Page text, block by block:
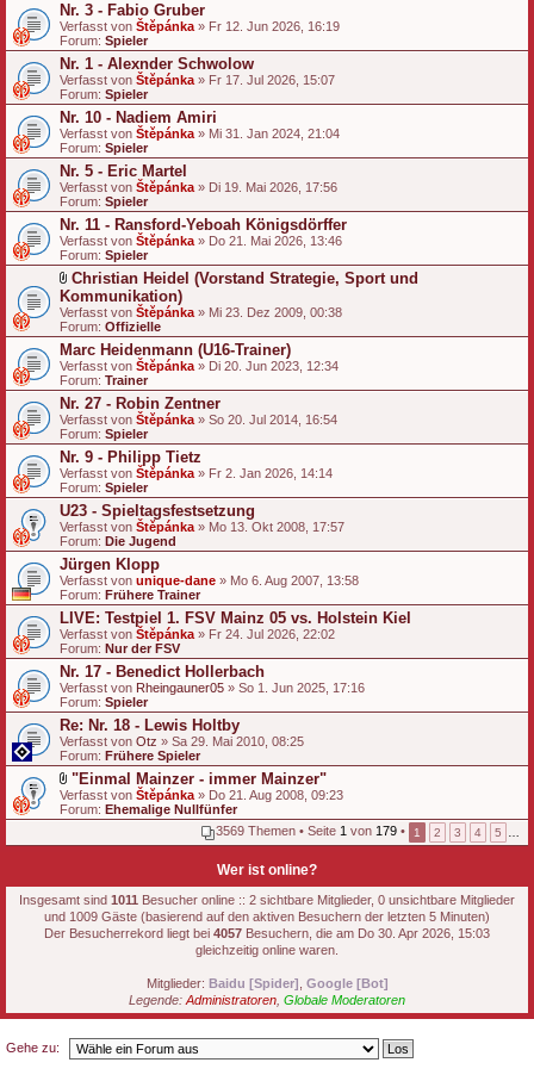
Nr. 3 - Fabio Gruber
Verfasst von Štěpánka » Fr 12. Jun 2026, 16:19
Forum: Spieler
Nr. 1 - Alexnder Schwolow
Verfasst von Štěpánka » Fr 17. Jul 2026, 15:07
Forum: Spieler
Nr. 10 - Nadiem Amiri
Verfasst von Štěpánka » Mi 31. Jan 2024, 21:04
Forum: Spieler
Nr. 5 - Eric Martel
Verfasst von Štěpánka » Di 19. Mai 2026, 17:56
Forum: Spieler
Nr. 11 - Ransford-Yeboah Königsdörffer
Verfasst von Štěpánka » Do 21. Mai 2026, 13:46
Forum: Spieler
D
a
t
e
i
a
n
h
a
n
g
Christian Heidel (Vorstand Strategie, Sport und
Kommunikation)
Verfasst von Štěpánka » Mi 23. Dez 2009, 00:38
Forum: Offizielle
Marc Heidenmann (U16-Trainer)
Verfasst von Štěpánka » Di 20. Jun 2023, 12:34
Forum: Trainer
Nr. 27 - Robin Zentner
Verfasst von Štěpánka » So 20. Jul 2014, 16:54
Forum: Spieler
Nr. 9 - Philipp Tietz
Verfasst von Štěpánka » Fr 2. Jan 2026, 14:14
Forum: Spieler
U23 - Spieltagsfestsetzung
Verfasst von Štěpánka » Mo 13. Okt 2008, 17:57
Forum: Die Jugend
Jürgen Klopp
Verfasst von unique-dane » Mo 6. Aug 2007, 13:58
Forum: Frühere Trainer
LIVE: Testpiel 1. FSV Mainz 05 vs. Holstein Kiel
Verfasst von Štěpánka » Fr 24. Jul 2026, 22:02
Forum: Nur der FSV
Nr. 17 - Benedict Hollerbach
Verfasst von Rheingauner05 » So 1. Jun 2025, 17:16
Forum: Spieler
Re: Nr. 18 - Lewis Holtby
Verfasst von Otz » Sa 29. Mai 2010, 08:25
Forum: Frühere Spieler
D
a
t
i
h
a
n
g
"Einmal Mainzer - immer Mainzer"
Verfasst von Štěpánka » Do 21. Aug 2008, 09:23
Forum: Ehemalige Nullfünfer
3569 Themen • Seite 1 von 179 • 1 2 3 4 5
Wer ist online?
Insgesamt sind 1011 Besucher online :: 2 sichtbare Mitglieder, 0 unsichtbare Mitglieder
und 1009 Gäste (basierend auf den aktiven Besuchern der letzten 5 Minuten)
Der Besucherrekord liegt bei 4057 Besuchern, die am Do 30. Apr 2026, 15:03
gleichzeitig online waren.
Mitglieder: Baidu [Spider] Google [Bot]
Legende: Administratoren Globale Moderatoren
Gehe zu: